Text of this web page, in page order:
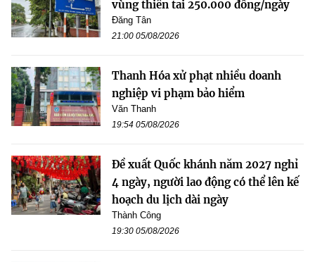
vùng thiên tai 250.000 đồng/ngày
Đăng Tân
21:00 05/08/2026
Thanh Hóa xử phạt nhiều doanh
nghiệp vi phạm bảo hiểm
Văn Thanh
19:54 05/08/2026
Đề xuất Quốc khánh năm 2027 nghỉ
4 ngày, người lao động có thể lên kế
hoạch du lịch dài ngày
Thành Công
19:30 05/08/2026